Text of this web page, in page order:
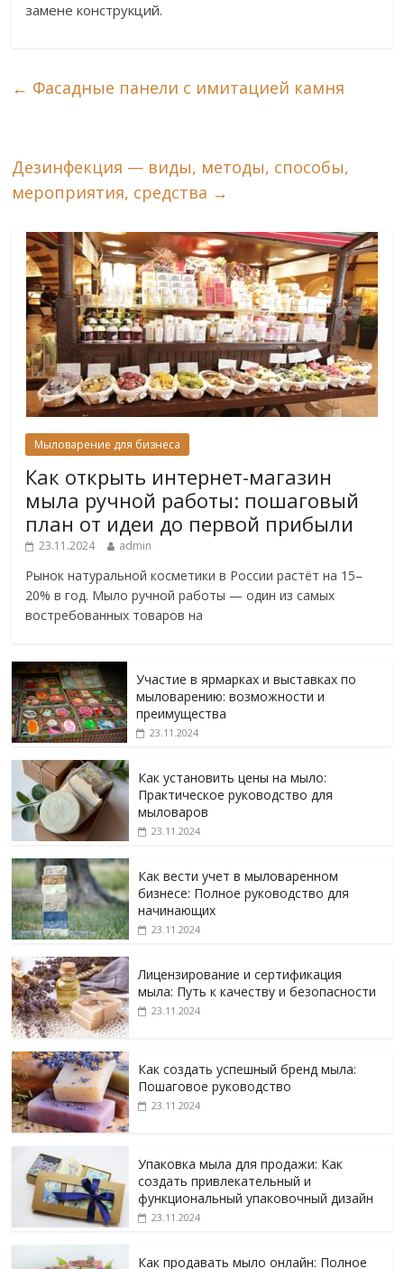
замене конструкций.
← Фасадные панели с имитацией камня
Дезинфекция — виды, методы, способы,
мероприятия, средства →
Мыловарение для бизнеса
Как открыть интернет-магазин
мыла ручной работы: пошаговый
план от идеи до первой прибыли
23.11.2024 admin
Рынок натуральной косметики в России растёт на 15–
20% в год. Мыло ручной работы — один из самых
востребованных товаров на
Участие в ярмарках и выставках по
мыловарению: возможности и
преимущества
23.11.2024
Как установить цены на мыло:
Практическое руководство для
мыловаров
23.11.2024
Как вести учет в мыловаренном
бизнесе: Полное руководство для
начинающих
23.11.2024
Лицензирование и сертификация
мыла: Путь к качеству и безопасности
23.11.2024
Как создать успешный бренд мыла:
Пошаговое руководство
23.11.2024
Упаковка мыла для продажи: Как
создать привлекательный и
функциональный упаковочный дизайн
23.11.2024
Как продавать мыло онлайн: Полное